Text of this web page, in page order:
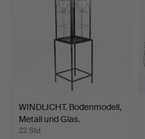
WINDLICHT. Bodenmodell,
Metall und Glas.
22 Std